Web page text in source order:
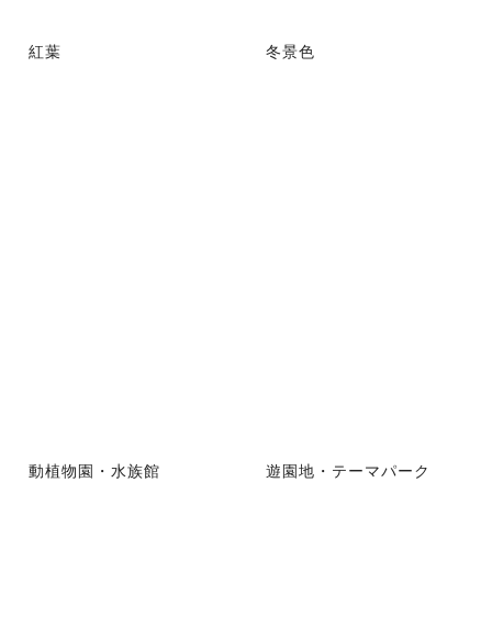
紅葉 冬景色
動植物園・水族館 遊園地・テーマパーク